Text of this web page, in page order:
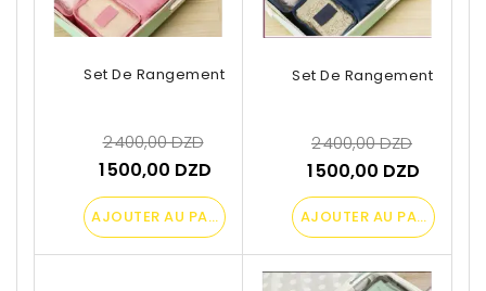
Set De Rangement De Valise
2 400,00 DZD
1 500,00 DZD
AJOUTER AU PANIER
Set De Rangement De
2 400,00 DZD
1 500,00 DZD
AJOUTER AU PANIER